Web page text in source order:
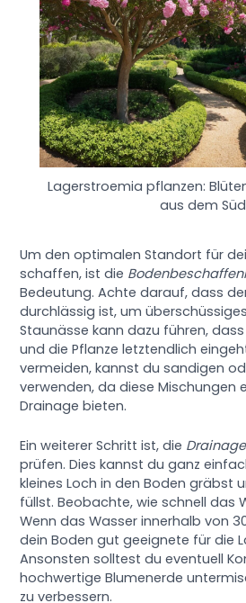
Lagerstroemia pflanzen:
aus dem
Um den optimalen Standort für
schaffen, ist die
Bedeutung. Achte darauf, dass
durchlässig ist, um
Staunässe kann dazu führen,
und die Pflanze letztendlich
vermeiden, kannst du sandigen
verwenden, da diese Mischungen
Drainage bieten.
Ein weiterer Schritt ist, die Drainage
prüfen. Dies kannst du ganz
kleines Loch in den Boden gräbst
füllst. Beobachte, wie schnell das
Wenn das Wasser innerhalb von
dein Boden gut geeignete für die
Ansonsten solltest du eventuell
hochwertige Blumenerde
zu verbessern.